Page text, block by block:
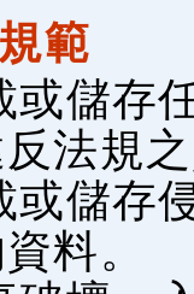
範
或儲存
法規
或儲存
料。